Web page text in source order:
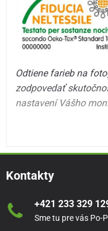
Odtiene farieb na
zodpovedať
nastavení Vášho
Kontakty
+421 233 329
Sme tu pre vás Po-